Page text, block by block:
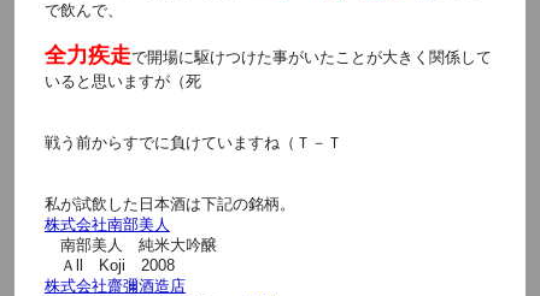
で飲んで、
全力疾走で開場に駆けつけた事がいたことが大きく関係して
いると思いますが（死
戦う前からすでに負けていますね（Ｔ－Ｔ
私が試飲した日本酒は下記の銘柄。
株式会社南部美人
南部美人 純米大吟醸
Ａll Koji 2008
株式会社齋彌酒造店